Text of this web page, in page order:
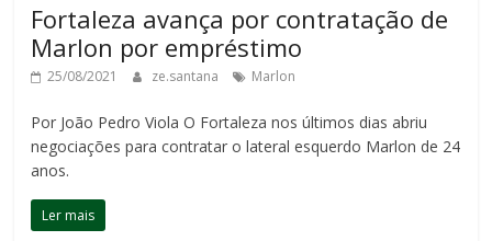
Fortaleza avança por contratação de
Marlon por empréstimo
25/08/2021 ze.santana Marlon
Por João Pedro Viola O Fortaleza nos últimos dias abriu
negociações para contratar o lateral esquerdo Marlon de 24
anos.
Ler mais